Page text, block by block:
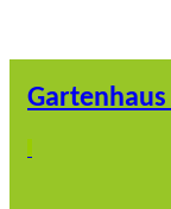
Gartenhaus